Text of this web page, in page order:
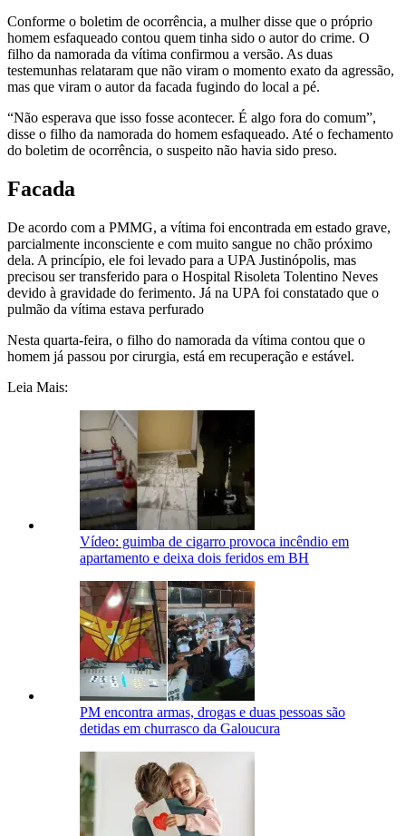
Conforme o boletim de ocorrência, a mulher disse que o próprio
homem esfaqueado contou quem tinha sido o autor do crime. O
filho da namorada da vítima confirmou a versão. As duas
testemunhas relataram que não viram o momento exato da agressão,
mas que viram o autor da facada fugindo do local a pé.
“Não esperava que isso fosse acontecer. É algo fora do comum”,
disse o filho da namorada do homem esfaqueado. Até o fechamento
do boletim de ocorrência, o suspeito não havia sido preso.
Facada
De acordo com a PMMG, a vítima foi encontrada em estado grave,
parcialmente inconsciente e com muito sangue no chão próximo
dela. A princípio, ele foi levado para a UPA Justinópolis, mas
precisou ser transferido para o Hospital Risoleta Tolentino Neves
devido à gravidade do ferimento. Já na UPA foi constatado que o
pulmão da vítima estava perfurado
Nesta quarta-feira, o filho do namorada da vítima contou que o
homem já passou por cirurgia, está em recuperação e estável.
Leia Mais:
Vídeo: guimba de cigarro provoca incêndio em
apartamento e deixa dois feridos em BH
PM encontra armas, drogas e duas pessoas são
detidas em churrasco da Galoucura